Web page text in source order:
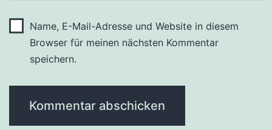
Name, E-Mail-Adresse und Website in diesem
Browser für meinen nächsten Kommentar
speichern.